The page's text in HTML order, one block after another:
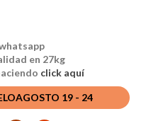
en 27kg
click aquí
AGOSTO 19 - 24